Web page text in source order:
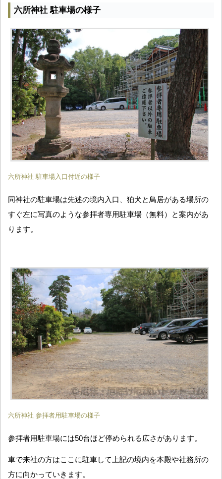
六所神社 駐車場の様子
六所神社 駐車場入口付近の様子
同神社の駐車場は先述の境内入口、狛犬と鳥居がある場所の
すぐ左に写真のような参拝者専用駐車場（無料）と案内があ
ります。
六所神社 参拝者用駐車場の様子
参拝者用駐車場には50台ほど停められる広さがあります。
車で来社の方はここに駐車して上記の境内を本殿や社務所の
方に向かっていきます。